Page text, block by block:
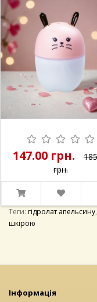
185.00
Теги: гідролат апельсину,
шкірою
Інформація